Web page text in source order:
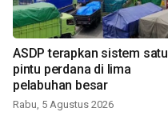
ASDP terapkan sistem satu
pintu perdana di lima
pelabuhan besar
Rabu, 5 Agustus 2026